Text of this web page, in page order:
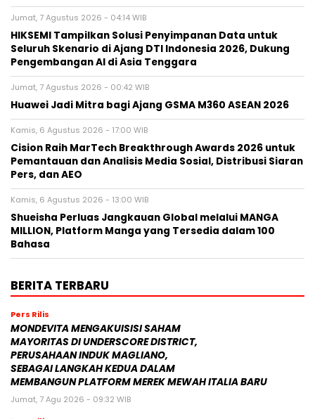
Jumat, 7 Agustus 2026 - 04:14 WIB
HIKSEMI Tampilkan Solusi Penyimpanan Data untuk
Seluruh Skenario di Ajang DTI Indonesia 2026, Dukung
Pengembangan AI di Asia Tenggara
Jumat, 7 Agustus 2026 - 00:42 WIB
Huawei Jadi Mitra bagi Ajang GSMA M360 ASEAN 2026
Kamis, 6 Agustus 2026 - 17:00 WIB
Cision Raih MarTech Breakthrough Awards 2026 untuk
Pemantauan dan Analisis Media Sosial, Distribusi Siaran
Pers, dan AEO
Kamis, 6 Agustus 2026 - 13:00 WIB
Shueisha Perluas Jangkauan Global melalui MANGA
MILLION, Platform Manga yang Tersedia dalam 100
Bahasa
BERITA TERBARU
Pers Rilis
MONDEVITA MENGAKUISISI SAHAM
MAYORITAS DI UNDERSCORE DISTRICT,
PERUSAHAAN INDUK MAGLIANO,
SEBAGAI LANGKAH KEDUA DALAM
MEMBANGUN PLATFORM MEREK MEWAH ITALIA BARU
Jumat, 7 Agu 2026 - 09:32 WIB